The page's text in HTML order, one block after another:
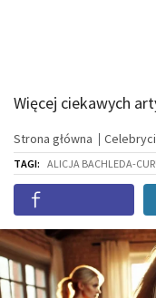
Więcej ciekawych
Strona główna Celebryci
TAGI: ALICJA BACHLEDA-